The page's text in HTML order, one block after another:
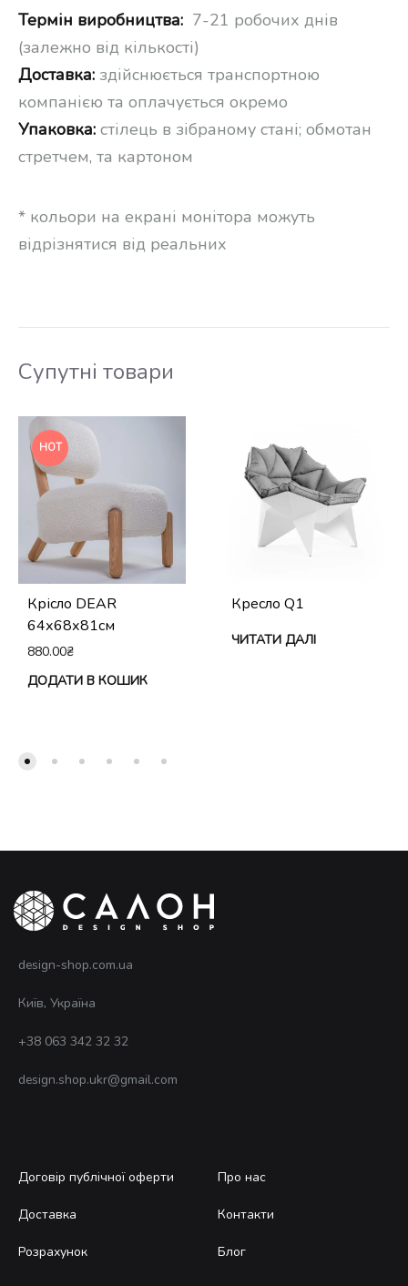
Термін виробництва: 7-21 робочих днів
(залежно від кількості)
Доставка: здійснюється транспортною
компанією та оплачується окремо
Упаковка: стілець в зібраному стані; обмотан
стретчем, та картоном
* кольори на екрані монітора можуть
відрізнятися від реальних
Супутні товари
HOT
Крісло DEAR
64х68х81см
880.00₴
ДОДАТИ В КОШИК
Кресло Q1
ЧИТАТИ ДАЛІ
design-shop.com.ua
Київ, Україна
+38 063 342 32 32
design.shop.ukr@gmail.com
Договір публічної оферти
Доставка
Розрахунок
Про нас
Контакти
Блог